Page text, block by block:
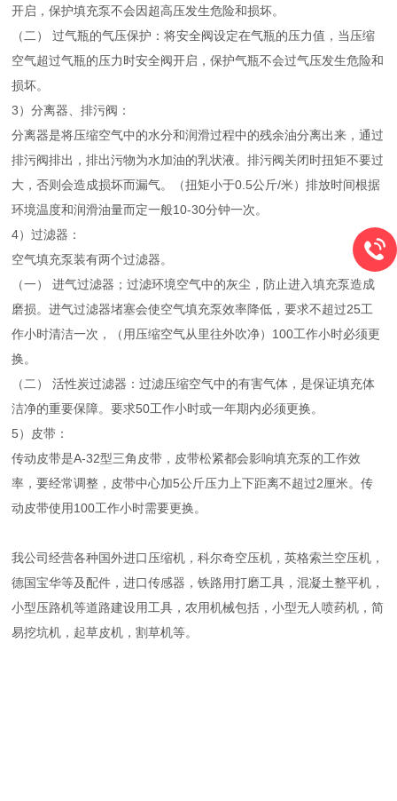
开启，保护填充泵不会因超高压发生危险和损坏。
（二） 过气瓶的气压保护：将安全阀设定在气瓶的压力值，当压缩
空气超过气瓶的压力时安全阀开启，保护气瓶不会过气压发生危险和
损坏。
3）分离器、排污阀：
分离器是将压缩空气中的水分和润滑过程中的残余油分离出来，通过
排污阀排出，排出污物为水加油的乳状液。排污阀关闭时扭矩不要过
大，否则会造成损坏而漏气。（扭矩小于0.5公斤/米）排放时间根据
环境温度和润滑油量而定一般10-30分钟一次。
4）过滤器：
空气填充泵装有两个过滤器。
（一） 进气过滤器；过滤环境空气中的灰尘，防止进入填充泵造成
磨损。进气过滤器堵塞会使空气填充泵效率降低，要求不超过25工
作小时清洁一次，（用压缩空气从里往外吹净）100工作小时必须更
换。
（二） 活性炭过滤器：过滤压缩空气中的有害气体，是保证填充体
洁净的重要保障。要求50工作小时或一年期内必须更换。
5）皮带：
传动皮带是A-32型三角皮带，皮带松紧都会影响填充泵的工作效
率，要经常调整，皮带中心加5公斤压力上下距离不超过2厘米。传
动皮带使用100工作小时需要更换。
我公司经营各种国外进口压缩机，科尔奇空压机，英格索兰空压机，
德国宝华等及配件，进口传感器，铁路用打磨工具，混凝土整平机，
小型压路机等道路建设用工具，农用机械包括，小型无人喷药机，简
易挖坑机，起草皮机，割草机等。